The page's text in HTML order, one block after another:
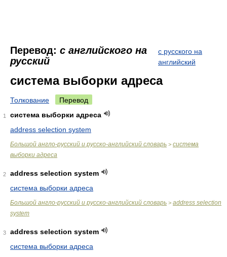
Перевод: с английского на
русский
с русского на
английский
система выборки адреса
Толкование Перевод
1
система выборки адреса
address selection system
Большой англо-русский и русско-английский словарь > система
выборки адреса
2
address selection system
система выборки адреса
Большой англо-русский и русско-английский словарь > address selection
system
3
address selection system
система выборки адреса